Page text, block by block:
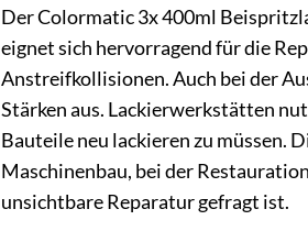
Der Colormatic 3x 400ml
eignet sich hervorragend für die
Anstreifkollisionen. Auch bei der
Stärken aus. Lackierwerkstätten
Bauteile neu lackieren zu müssen.
Maschinenbau, bei der
unsichtbare Reparatur gefragt ist.